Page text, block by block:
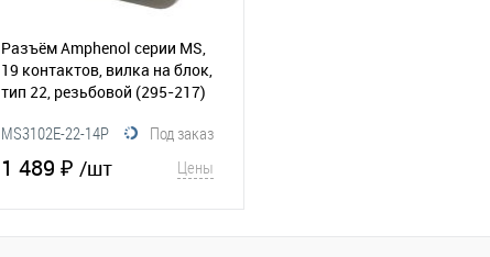
Разъём Amphenol серии MS,
19 контактов, вилка на блок,
тип 22, резьбовой (295-217)
Под заказ
MS3102E-22-14P
1 489 ₽ /шт Цены
В корзину